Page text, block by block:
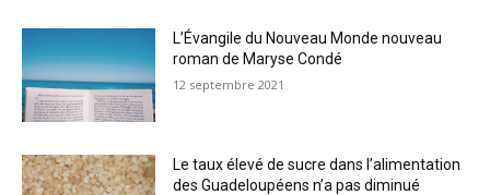
L’Évangile du Nouveau Monde nouveau
roman de Maryse Condé
12 septembre 2021
Le taux élevé de sucre dans l’alimentation
des Guadeloupéens n’a pas diminué